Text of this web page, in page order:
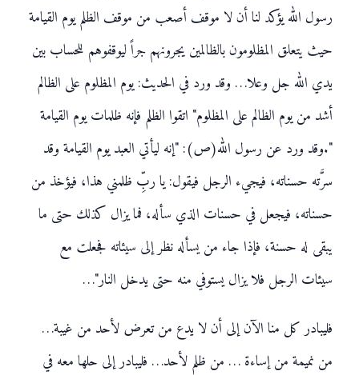
رسول الله يؤكد لنا أن لا موقف أصعب من موقف الظلم يوم القيامة
حيث يتعلق المظلومون بالظالمين يجرونهم جراً ليوقفوهم للحساب بين
يدي الله جل وعلا… وقد ورد في الحديث: يوم المظلوم على الظالم
أشد من يوم الظالم على المظلوم" اتقوا الظلم فإنه ظلمات يوم القيامة
".وقد ورد عن رسول الله(ص): "إنه ليأتي العبد يوم القيامة وقد
سرَّته حسناته، فيجيء الرجل فيقول: يا ربِّ ظلمني هذا، فيؤخذ من
حسناته، فيجعل في حسنات الذي سأله، فما يزال كذلك حتى ما
يبقى له حسنة، فإذا جاء من يسأله نظر إلى سيئاته فجعلت مع
سيئات الرجل فلا يزال يستوفي منه حتى يدخل النار"…
فليبادر كل منا الآن إلى أن لا يدع من تعرض لأحد من غيبة…
من نميمة من إساءة … من ظلم لأحد… فليبادر إلى حلها معه في